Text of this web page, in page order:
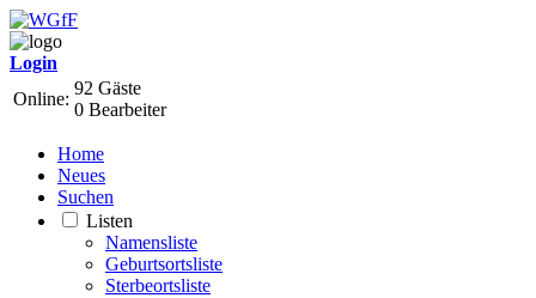
Login
Online:
92 Gäste
0 Bearbeiter
Home
Neues
Suchen
Listen
Namensliste
Geburtsortsliste
Sterbeortsliste